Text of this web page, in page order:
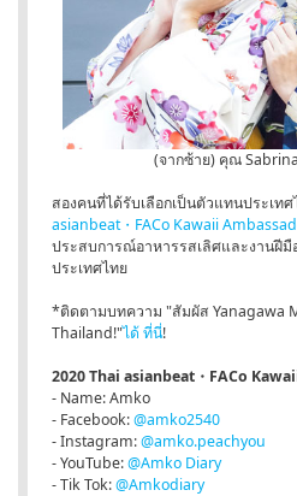
(จากซ้าย) คุณ
สองคนที่ได้รับเลือกเป็นตัวแทนประเท
asianbeat・FACo Kawaii
ประสบการณ์อาหารรสเลิศและงานฝีมื
ประเทศไทย
*ติดตามบทความ "สัมผัส Yanagawa
Thailand!"ได้ ที่นี่!
2020 Thai asianbeat・FACo
- Name: Amko
- Facebook:@amko2540
- Instagram:@amko.peachyou
- YouTube:@Amko Diary
- Tik Tok:@Amkodiary